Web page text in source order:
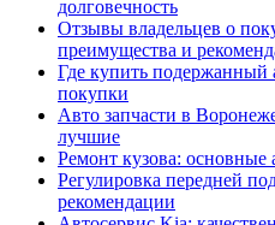
долговечность
Отзывы владельцев о
преимущества и
Где купить подержанный
покупки
Авто запчасти в
лучшие
Ремонт кузова: основные
Регулировка передней
рекомендации